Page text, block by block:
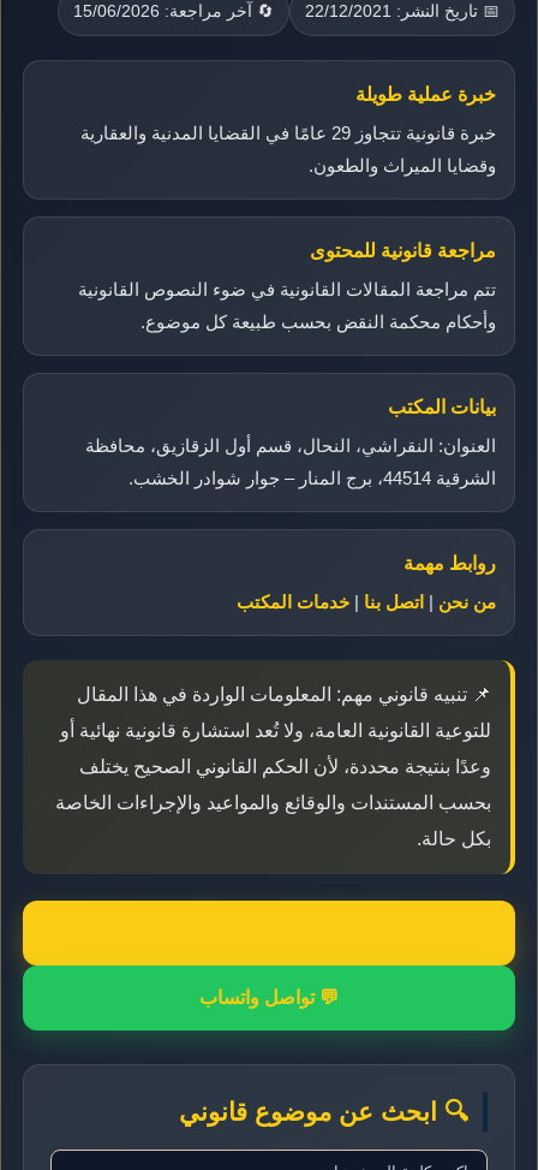
📅 تاريخ النشر: 22/12/2021 🔄 آخر مراجعة: 15/06/2026
خبرة عملية طويلة
خبرة قانونية تتجاوز 29 عامًا في القضايا المدنية والعقارية
وقضايا الميراث والطعون.
مراجعة قانونية للمحتوى
تتم مراجعة المقالات القانونية في ضوء النصوص القانونية
وأحكام محكمة النقض بحسب طبيعة كل موضوع.
بيانات المكتب
العنوان: النقراشي، النحال، قسم أول الزقازيق، محافظة
الشرقية 44514، برج المنار – جوار شوادر الخشب.
روابط مهمة
من نحن
اتصل بنا خدمات المكتب
📌 تنبيه قانوني مهم: المعلومات الواردة في هذا المقال
للتوعية القانونية العامة، ولا تُعد استشارة قانونية نهائية أو
وعدًا بنتيجة محددة، لأن الحكم القانوني الصحيح يختلف
بحسب المستندات والوقائع والمواعيد والإجراءات الخاصة
بكل حالة.
💬 تواصل واتساب
🔍 ابحث عن موضوع قانوني